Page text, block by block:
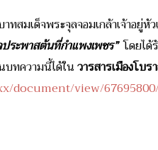
มเด็จพระจุลจอมเกล้าเจ้าอยู่หั
ระพาสต้นที่กำแพงเพชร” โดยไ
บทความนี้ได้ในวารสารเมืองโบ
document/view/